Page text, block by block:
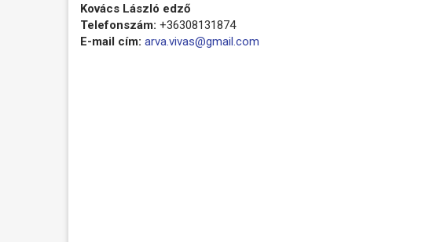
Kovács László edző
Telefonszám: +36308131874
E-mail cím: arva.vivas@gmail.com